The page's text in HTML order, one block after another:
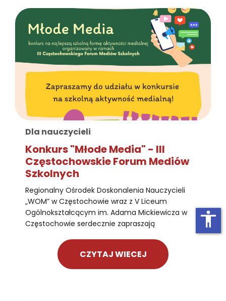
Dla nauczycieli
Konkurs "Młode Media" - III
Częstochowskie Forum Mediów
Szkolnych
Regionalny Ośrodek Doskonalenia Nauczycieli
„WOM” w Częstochowie wraz z V Liceum
Ogólnokształcącym im. Adama Mickiewicza w
Częstochowie serdecznie zapraszają
CZYTAJ WIECEJ
accessibility